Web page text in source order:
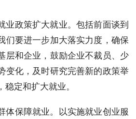
业政策扩大就业。包括前面谈到
们要进一步加大落实力度，确保
层和企业，鼓励企业不裁员、少
变化，及时研究完善新的政策举
定和扩大就业。
体保障就业。以实施就业创业服